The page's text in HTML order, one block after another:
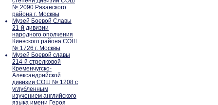
№ 2090 Рязанского
района г. Москвы
Музей Боевой Славы
21-й дивизии
народного ополчения
Киевского района СОШ
№ 1726 г. Москвы
Музей Боевой славы
214-й стрелковой
Кременчугско-
Александрийской
дивизии СОШ № 1208 с
углубленным
изучением английского
языка имени Героя